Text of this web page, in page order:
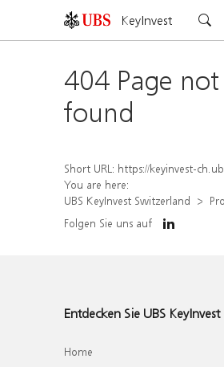
KeyInvest
404 Page not
found
Short URL: https://keyinvest-ch.ubs.com/produkt/detail/
You are here:
UBS KeyInvest Switzerland
Folgen Sie uns auf
Entdecken Sie UBS KeyInvest
Home